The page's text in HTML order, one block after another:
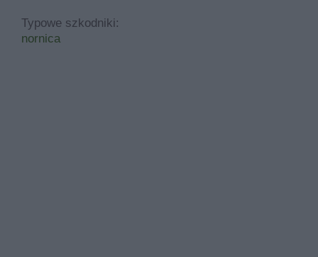
Typowe szkodniki:
nornica